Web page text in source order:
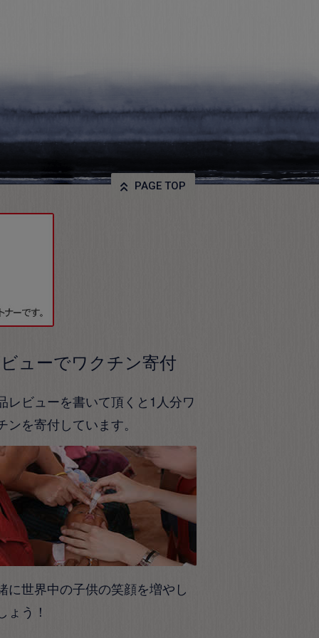
PAGE TOP
ューでワクチン寄付
レビューを書いて頂くと1人分ワ
ンを寄付しています。
に世界中の子供の笑顔を増やし
ょう！